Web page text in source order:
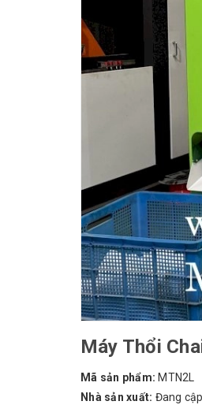
Máy Thổi
Mã sản phẩm:MTN2L
Nhà sản xuất: Đang